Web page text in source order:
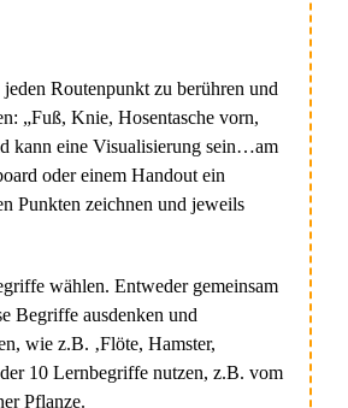
jeden Routenpunkt zu berühren und
„Fuß, Knie, Hosentasche vorn,
kann eine Visualisierung sein…am
oder einem Handout ein
Punkten zeichnen und jeweils
wählen. Entweder gemeinsam
Begriffe ausdenken und
wie z.B. ‚Flöte, Hamster,
10 Lernbegriffe nutzen, z.B. vom
Pflanze.